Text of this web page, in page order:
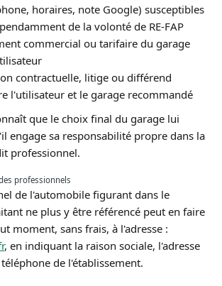
horaires, note Google) susceptibles
de la volonté de RE-FAP
commercial ou tarifaire du garage
contractuelle, litige ou différend
l'utilisateur et le garage recommandé
que le choix final du garage lui
engage sa responsabilité propre dans la
professionnel.
professionnels
de l'automobile figurant dans le
ne plus y être référencé peut en faire
moment, sans frais, à l'adresse :
, en indiquant la raison sociale, l'adresse
de l'établissement.